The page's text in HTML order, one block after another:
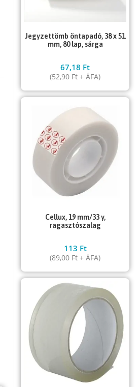
Jegyzettömb öntapadó, 38 x 51
mm, 80 lap, sárga
67,18 Ft
(52,90 Ft + ÁFA)
Cellux, 19 mm/33 y,
ragasztószalag
113 Ft
(89,00 Ft + ÁFA)